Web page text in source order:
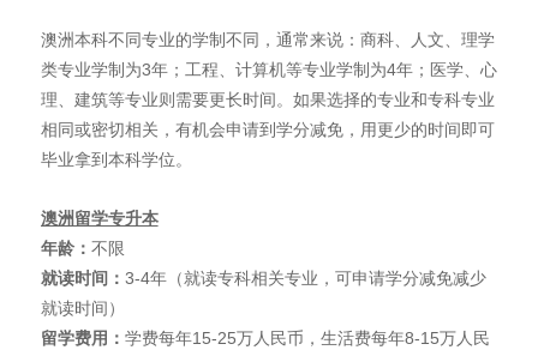
澳洲本科不同专业的学制不同，通常来说：商科、人文、理学
类专业学制为3年；工程、计算机等专业学制为4年；医学、心
理、建筑等专业则需要更长时间。如果选择的专业和专科专业
相同或密切相关，有机会申请到学分减免，用更少的时间即可
毕业拿到本科学位。
澳洲留学专升本
年龄： 不限
就读时间： 3-4年（就读专科相关专业，可申请学分减免减少
就读时间）
留学费用： 学费每年15-25万人民币，生活费每年8-15万人民